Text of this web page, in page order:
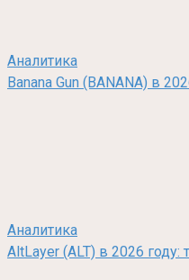
Аналитика
Banana Gun (BANANA) в
Аналитика
AltLayer (ALT) в 2026